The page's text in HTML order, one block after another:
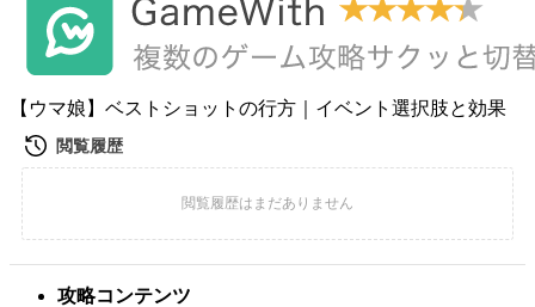
【ウマ娘】ベストショットの行方｜イベント選択肢と効果
攻略コンテンツ